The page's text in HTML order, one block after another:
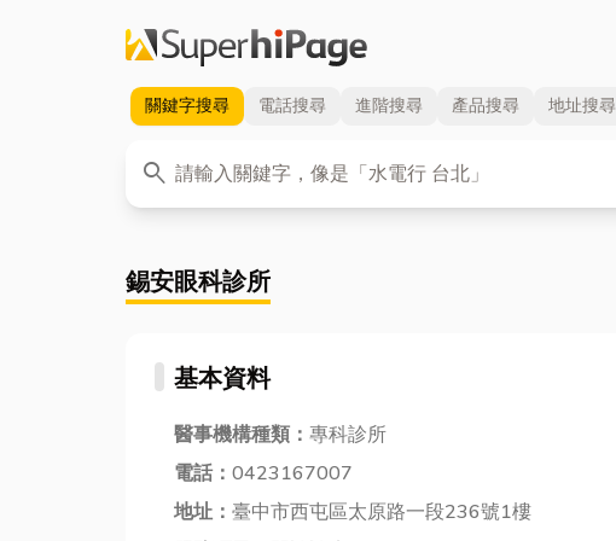
關鍵字搜尋 電話搜尋 進階搜尋 產品搜尋 地址搜尋
search
關鍵字
錫安眼科診所
基本資料
醫事機構種類： 專科診所
電話： 0423167007
地址： 臺中市西屯區太原路一段236號1樓